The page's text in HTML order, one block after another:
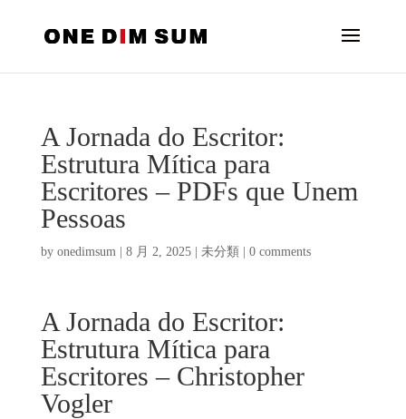
A Jornada do Escritor:
Estrutura Mítica para
Escritores – PDFs que Unem
Pessoas
by onedimsum| 8 月 2, 2025| 未分類 0 comments
A Jornada do Escritor:
Estrutura Mítica para
Escritores – Christopher
Vogler